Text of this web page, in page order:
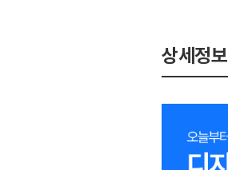
상세정보